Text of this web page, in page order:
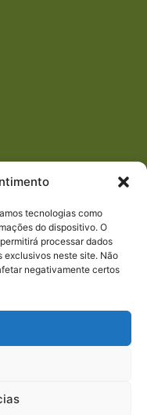
tecnologias como
do dispositivo. O
processar dados
exclusivos neste site. Não
negativamente certos